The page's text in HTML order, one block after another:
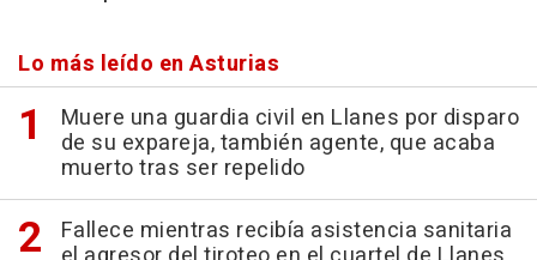
Lo más leído en Asturias
Muere una guardia civil en Llanes por disparo
de su expareja, también agente, que acaba
muerto tras ser repelido
Fallece mientras recibía asistencia sanitaria